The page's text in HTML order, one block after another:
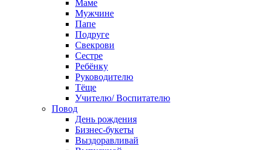
Маме
Мужчине
Папе
Подруге
Свекрови
Сестре
Ребёнку
Руководителю
Тёще
Учителю/ Воспитателю
Повод
День рождения
Бизнес-букеты
Выздоравливай